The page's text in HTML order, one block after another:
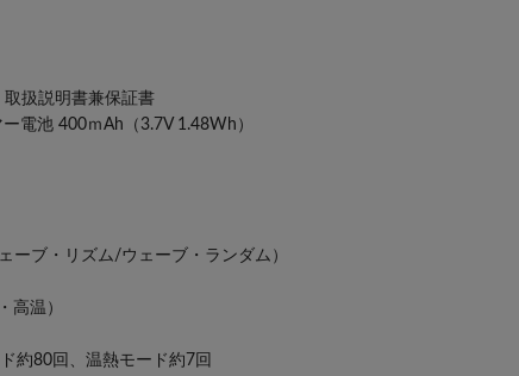
取扱説明書兼保証書
電池 400ｍAh（3.7V 1.48Wh）
ーブ・リズム/ウェーブ・ランダム）
高温）
約80回、温熱モード約7回